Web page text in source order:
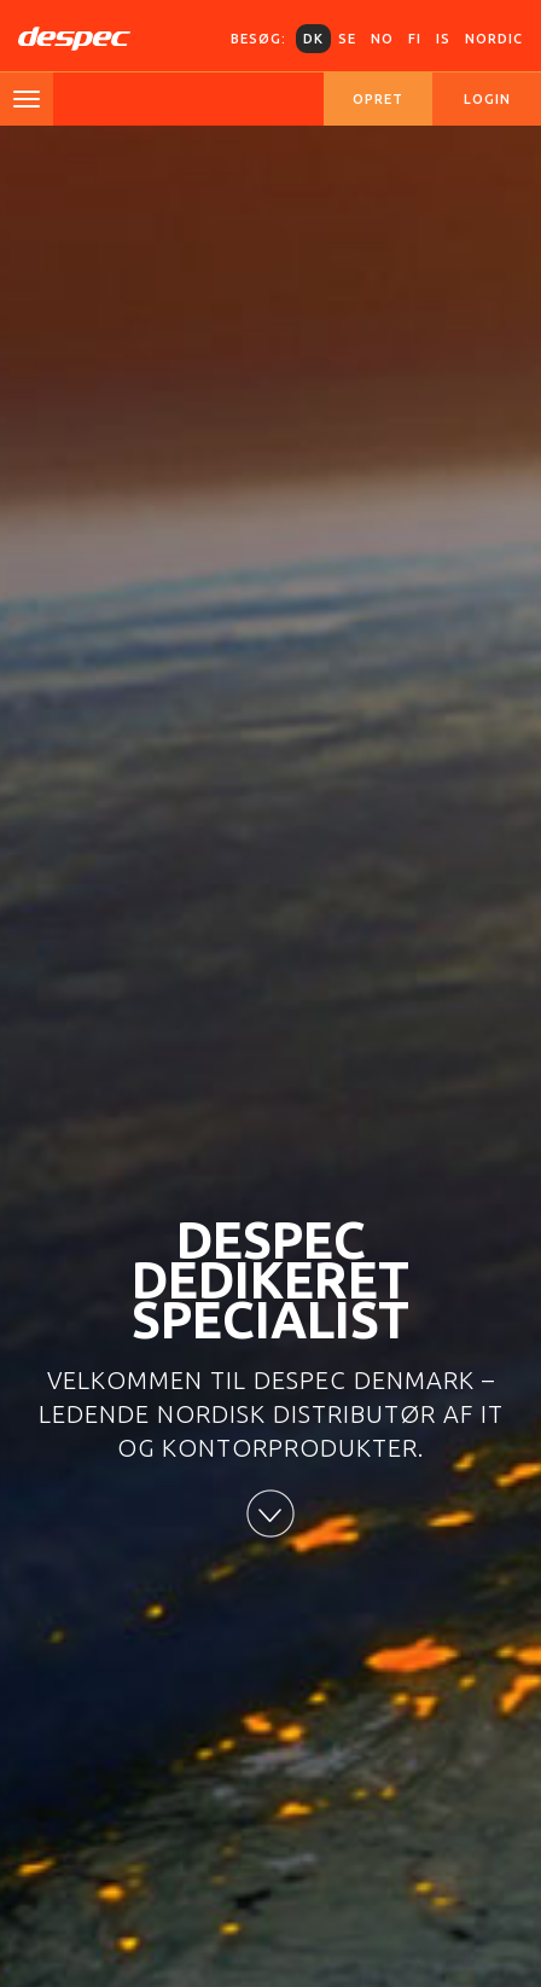
BESØG: DK SE NO FI IS NORDIC
OPRET LOGIN
DESPEC
DEDIKERET
SPECIALIST
VELKOMMEN TIL DESPEC DENMARK –
LEDENDE NORDISK DISTRIBUTØR AF IT
OG KONTORPRODUKTER.